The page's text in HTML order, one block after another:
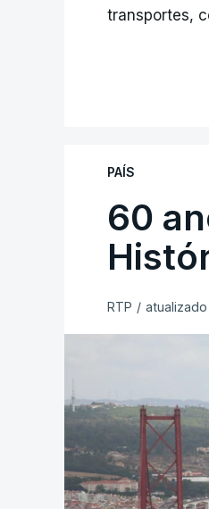
transportes,
PAÍS
60
RTP /